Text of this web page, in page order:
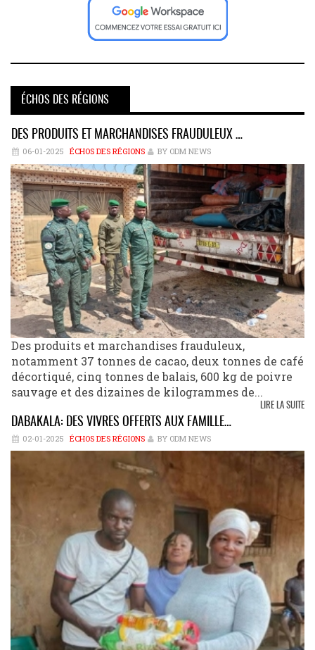
ÉCHOS DES RÉGIONS
DES PRODUITS ET MARCHANDISES FRAUDULEUX …
06-01-2025 ÉCHOS DES RÉGIONS BY ODM NEWS
Des produits et marchandises frauduleux,
notamment 37 tonnes de cacao, deux tonnes de café
décortiqué, cinq tonnes de balais, 600 kg de poivre
sauvage et des dizaines de kilogrammes de...
LIRE LA SUITE
DABAKALA: DES VIVRES OFFERTS AUX FAMILLE…
02-01-2025 ÉCHOS DES RÉGIONS BY ODM NEWS